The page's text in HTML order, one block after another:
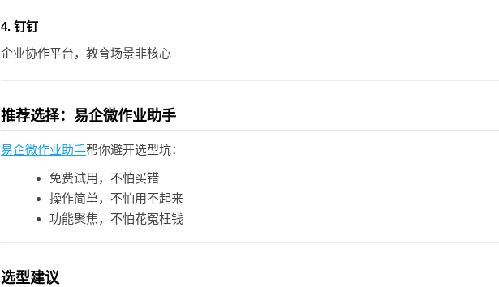
4. 钉钉
企业协作平台，教育场景非核心
推荐选择：易企微作业助手
易企微作业助手帮你避开选型坑：
免费试用，不怕买错
操作简单，不怕用不起来
功能聚焦，不怕花冤枉钱
选型建议